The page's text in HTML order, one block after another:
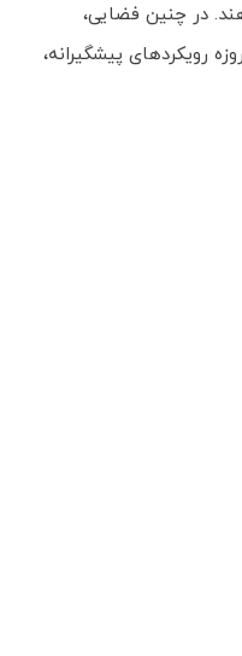
در چنین فضایی،
رویکردهای پیشگیرانه،